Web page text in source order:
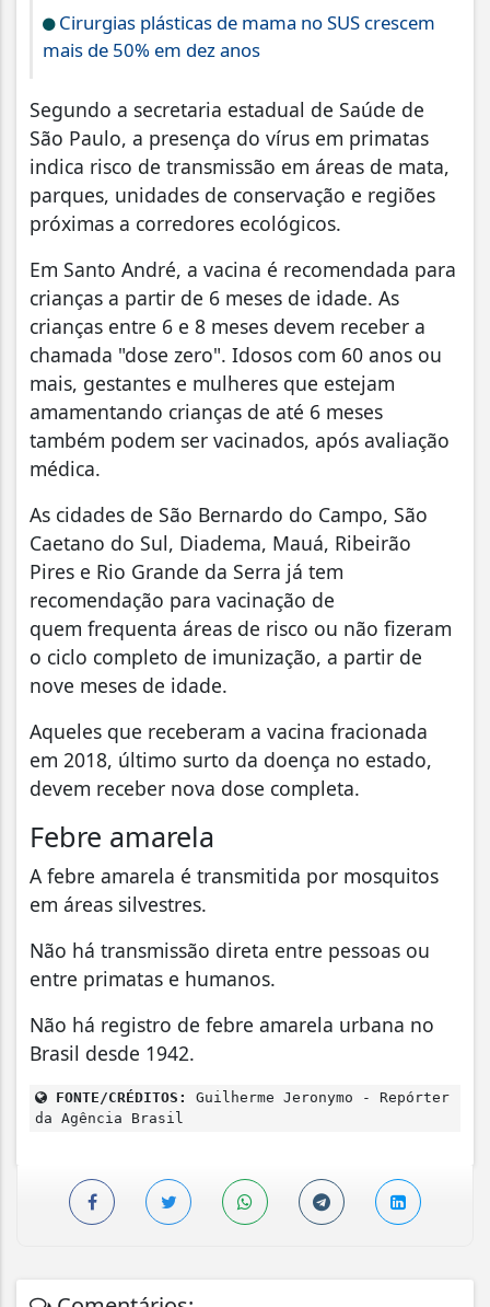
Cirurgias plásticas de mama no SUS crescem
mais de 50% em dez anos
Segundo a secretaria estadual de Saúde de
São Paulo, a presença do vírus em primatas
indica risco de transmissão em áreas de mata,
parques, unidades de conservação e regiões
próximas a corredores ecológicos.
Em Santo André, a vacina é recomendada para
crianças a partir de 6 meses de idade. As
crianças entre 6 e 8 meses devem receber a
chamada "dose zero". Idosos com 60 anos ou
mais, gestantes e mulheres que estejam
amamentando crianças de até 6 meses
também podem ser vacinados, após avaliação
médica.
As cidades de São Bernardo do Campo, São
Caetano do Sul, Diadema, Mauá, Ribeirão
Pires e Rio Grande da Serra já tem
recomendação para vacinação de
quem frequenta áreas de risco ou não fizeram
o ciclo completo de imunização, a partir de
nove meses de idade.
Aqueles que receberam a vacina fracionada
em 2018, último surto da doença no estado,
devem receber nova dose completa.
Febre amarela
A febre amarela é transmitida por mosquitos
em áreas silvestres.
Não há transmissão direta entre pessoas ou
entre primatas e humanos.
Não há registro de febre amarela urbana no
Brasil desde 1942.
FONTE/CRÉDITOS:
Guilherme Jeronymo - Repórter
da Agência Brasil